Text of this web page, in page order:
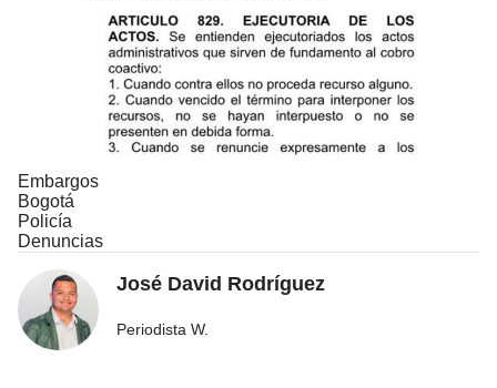
Embargos
Bogotá
Policía
Denuncias
José David Rodríguez
Periodista W.